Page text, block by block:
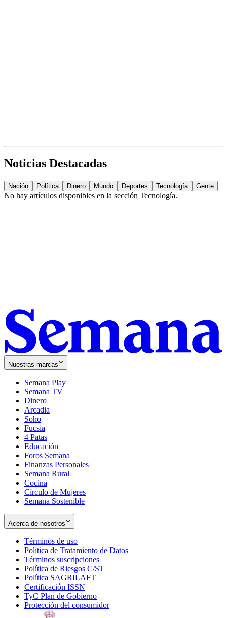
Noticias Destacadas
Nación Política Dinero Mundo Deportes Tecnología Gente
No hay artículos disponibles en la sección Tecnología.
Nuestras marcas
Semana Play
Semana TV
Dinero
Arcadia
Soho
in
new
window
Fucsia
in
new
window
4 Patas
Educación
Foros Semana
Finanzas Personales
Semana Rural
Cocina
Círculo de Mujeres
Semana Sostenible
Acerca de nosotros
Términos de uso
in
new
window
Política de Tratamiento de Datos
Términos suscripciones
in
Política de Riesgos C/ST
Política SAGRILAFT
new
window
Certificación ISSN
in
new
TyC Plan de Gobierno
in
Protección del consumidorOpens